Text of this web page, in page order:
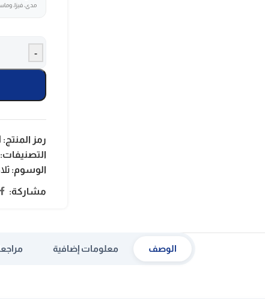
مدى، فيزا،
-
رمز المنتج:
التصنيفات:
الوسوم: ثلاجة 9
مشاركة:
الوصف معلومات إضافية